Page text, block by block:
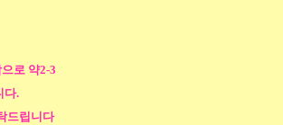
로 약2-3
다.
드립니다